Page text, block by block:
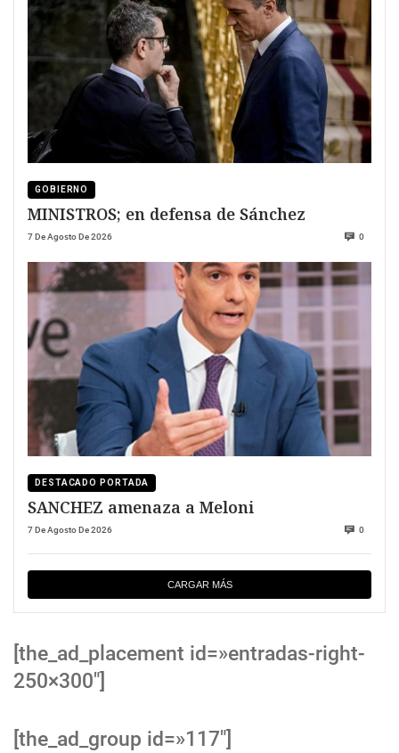
GOBIERNO
MINISTROS; en defensa de Sánchez
7 De Agosto De 2026 0
DESTACADO PORTADA
SANCHEZ amenaza a Meloni
7 De Agosto De 2026 0
CARGAR MÁS
[the_ad_placement id=»entradas-right-
250×300″]
[the_ad_group id=»117″]